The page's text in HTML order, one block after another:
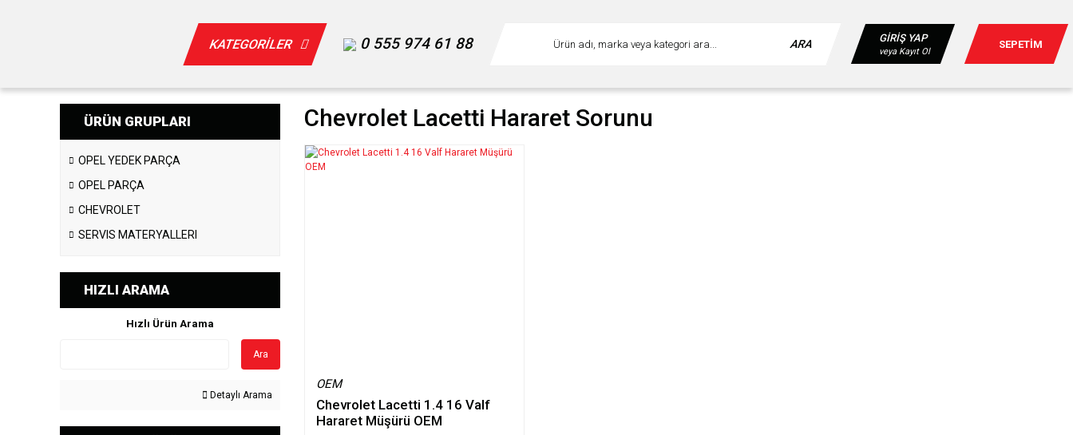
KATEGORİLER 0 555 974 61 88 ARA GİRİŞ YAP
veya Kayıt Ol
SEPETİM
ÜRÜN GRUPLARI
OPEL YEDEK PARÇA
OPEL PARÇA
CHEVROLET
SERVIS MATERYALLERI
HIZLI ARAMA
Hızlı Ürün Arama
Ara
Detaylı Arama
Chevrolet Lacetti Hararet Sorunu
OEM
Chevrolet Lacetti 1.4 16 Valf
Hararet Müşürü OEM